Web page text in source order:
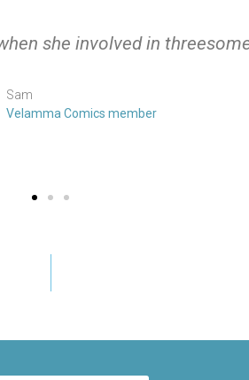
she involved in
Sam
Velamma Comics member